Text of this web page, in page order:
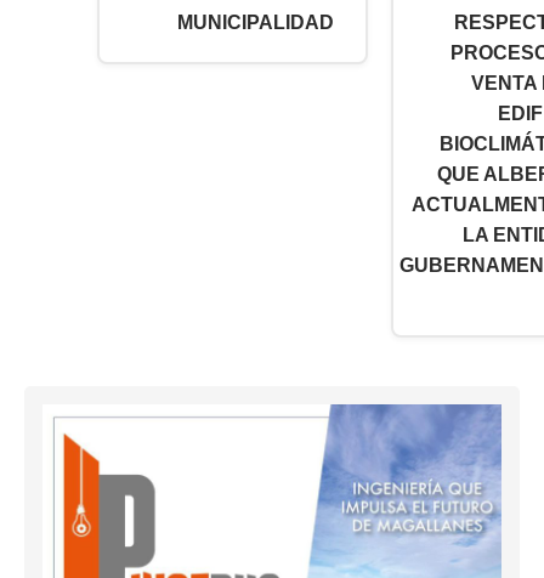
MUNICIPALIDAD
VENTA
QUE
LA